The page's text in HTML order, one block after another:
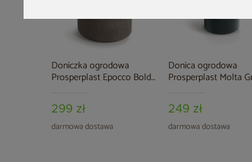
Doniczka ogrodowa
Prosperplast Epocco Bold
299 zł
darmowa dostawa
Donica ogrodowa
Prosperplast Molta
249 zł
darmowa dostawa